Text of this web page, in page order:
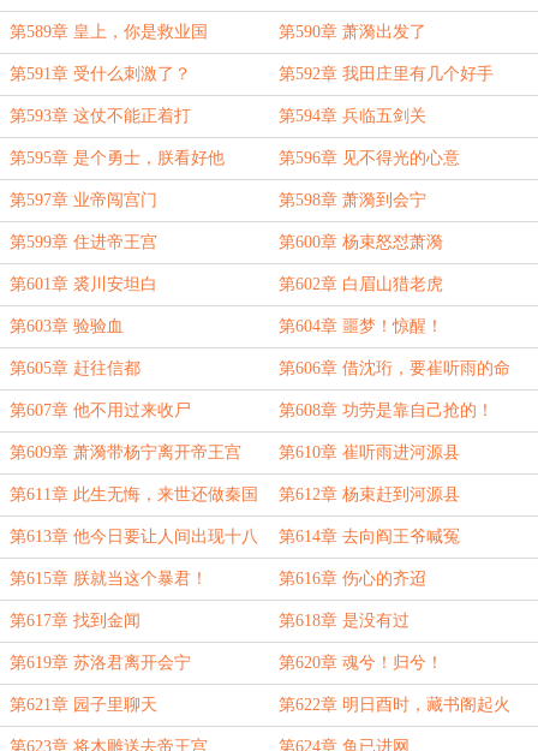
第589章 皇上，你是救业国 第590章 萧漪出发了
第591章 受什么刺激了？ 第592章 我田庄里有几个好手
第593章 这仗不能正着打 第594章 兵临五剑关
第595章 是个勇士，朕看好他 第596章 见不得光的心意
第597章 业帝闯宫门 第598章 萧漪到会宁
第599章 住进帝王宫 第600章 杨束怒怼萧漪
第601章 裘川安坦白 第602章 白眉山猎老虎
第603章 验验血 第604章 噩梦！惊醒！
第605章 赶往信都 第606章 借沈珩，要崔听雨的命
第607章 他不用过来收尸 第608章 功劳是靠自己抢的！
第609章 萧漪带杨宁离开帝王宫 第610章 崔听雨进河源县
第611章 此生无悔，来世还做秦国
人！！！
第612章 杨束赶到河源县
第613章 他今日要让人间出现十八
层地狱！
第614章 去向阎王爷喊冤
第615章 朕就当这个暴君！ 第616章 伤心的齐迢
第617章 找到金闻 第618章 是没有过
第619章 苏洛君离开会宁 第620章 魂兮！归兮！
第621章 园子里聊天 第622章 明日酉时，藏书阁起火
第623章 将木雕送去帝王宫 第624章 鱼已进网